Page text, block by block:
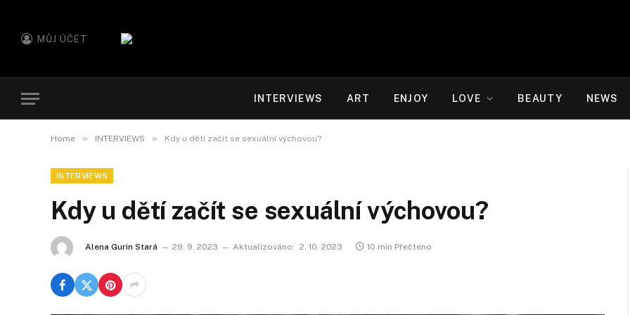
MŮJ ÚČET
INTERVIEWS ART ENJOY LOVE BEAUTY NEWS
Home » INTERVIEWS » Kdy u dětí začít se sexuální výchovou?
INTERVIEWS
Kdy u dětí začít se sexuální výchovou?
Alena Gurin Stará 29. 9. 2023 Aktualizováno: 2. 10. 2023 10 min Přečteno